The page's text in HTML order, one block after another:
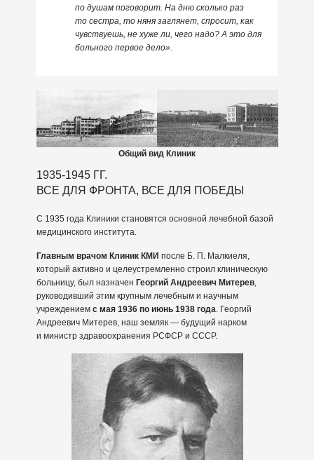
по душам поговорит. На дню сколько раз
то сестра, то няня заглянет, спросит, как
чувствуешь, не хуже ли, чего надо? А это для
больного первое дело».
Общий вид Клиник
1935-1945 ГГ.
ВСЕ ДЛЯ ФРОНТА, ВСЕ ДЛЯ ПОБЕДЫ
С 1935 года Клиники становятся основной лечебной базой
медицинского института.
Главным врачом Клиник КМИ после Б. П. Малкиеля,
который активно и целеустремленно строил клиническую
больницу, был назначен Георгий Андреевич Митерев,
руководивший этим крупным лечебным и научным
учреждением с мая 1936 по июнь 1938 года. Георгий
Андреевич Митерев, наш земляк — будущий нарком
и министр здравоохранения РСФСР и СССР.